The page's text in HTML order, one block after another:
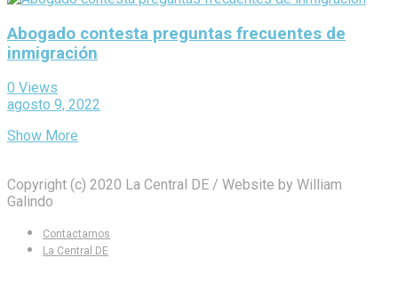
Abogado contesta preguntas frecuentes de
inmigración
0 Views
agosto 9, 2022
Show More
Copyright (c) 2020 La Central DE / Website by William
Galindo
Contactarnos
La Central DE